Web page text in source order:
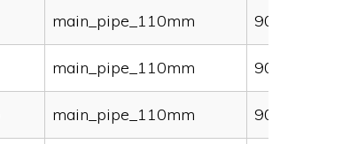
main_pipe_110mm 90000
main_pipe_110mm 90000
main_pipe_110mm 90000